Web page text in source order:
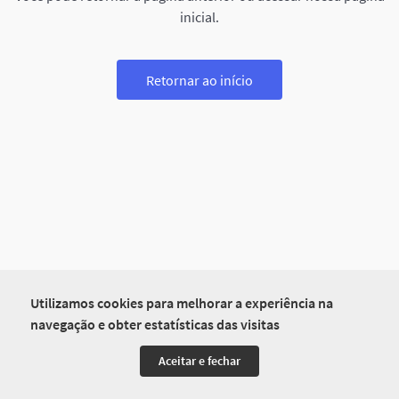
Utilizamos cookies para melhorar a experiência na
navegação e obter estatísticas das visitas
Aceitar e fechar
inicial.
Retornar ao início